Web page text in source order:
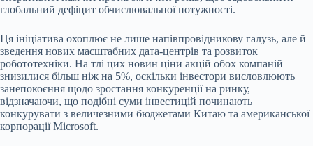
глобальний дефіцит обчислювальної потужності.
Ця ініціатива охоплює не лише напівпровідникову галузь, але й
зведення нових масштабних дата-центрів та розвиток
робототехніки. На тлі цих новин ціни акцій обох компаній
знизилися більш ніж на 5%, оскільки інвестори висловлюють
занепокоєння щодо зростання конкуренції на ринку,
відзначаючи, що подібні суми інвестицій починають
конкурувати з величезними бюджетами Китаю та американської
корпорації Microsoft.